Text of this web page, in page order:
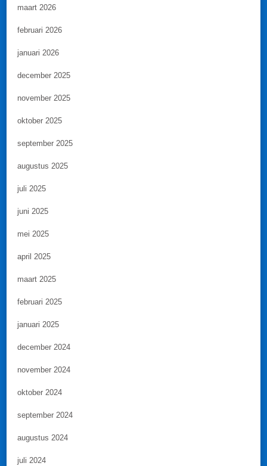
maart 2026
februari 2026
januari 2026
december 2025
november 2025
oktober 2025
september 2025
augustus 2025
juli 2025
juni 2025
mei 2025
april 2025
maart 2025
februari 2025
januari 2025
december 2024
november 2024
oktober 2024
september 2024
augustus 2024
juli 2024